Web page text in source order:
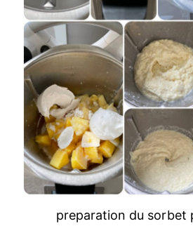
preparation du sorbet